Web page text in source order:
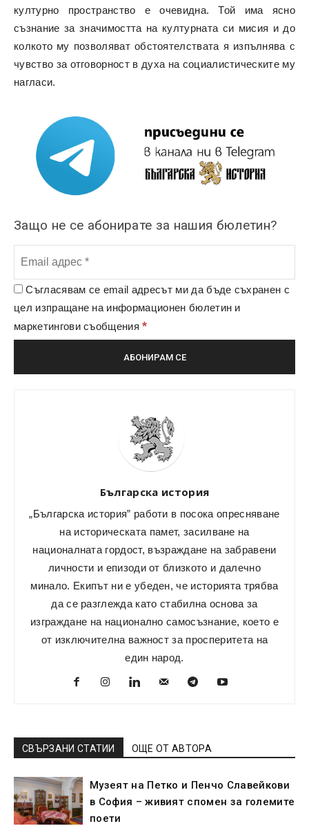
културно пространство е очевидна. Той има ясно
съзнание за значимостта на културната си мисия и до
колкото му позволяват обстоятелствата я изпълнява с
чувство за отговорност в духа на социалистическите му
нагласи.
Защо не се абонирате за нашия бюлетин?
Съгласявам се email адресът ми да бъде съхранен с
цел изпращане на информационен бюлетин и
маркетингови съобщения*
Българска история
„Българска история” работи в посока опресняване
на историческата памет, засилване на
националната гордост, възраждане на забравени
личности и епизоди от близкото и далечно
минало. Екипът ни е убеден, че историята трябва
да се разглежда като стабилна основа за
изграждане на национално самосъзнание, което е
от изключителна важност за просперитета на
един народ.
СВЪРЗАНИ СТАТИИ ОЩЕ ОТ АВТОРА
Музеят на Петко и Пенчо Славейкови
в София – живият спомен за големите
поети